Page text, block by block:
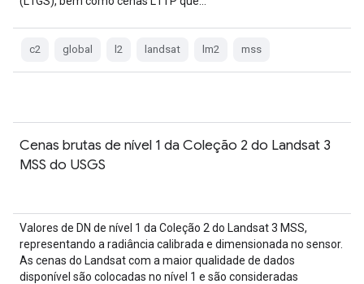
c2 global l2 landsat lm2 mss
Cenas brutas de nível 1 da Coleção 2 do Landsat 3
MSS do USGS
Valores de DN de nível 1 da Coleção 2 do Landsat 3 MSS,
representando a radiância calibrada e dimensionada no sensor.
As cenas do Landsat com a maior qualidade de dados
disponível são colocadas no nível 1 e são consideradas